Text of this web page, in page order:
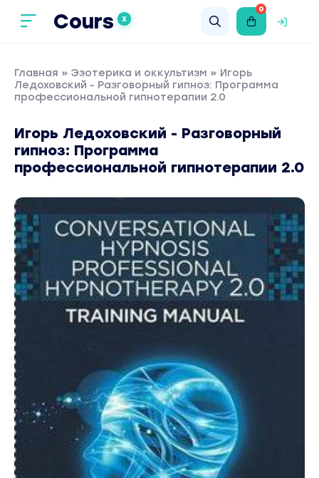
Cours X
0
Главная » Эзотерика и оккультизм » Игорь
Ледоховский - Разговорный гипноз: Программа
профессиональной гипнотерапии 2.0
Игорь Ледоховский - Разговорный
гипноз: Программа
профессиональной гипнотерапии 2.0